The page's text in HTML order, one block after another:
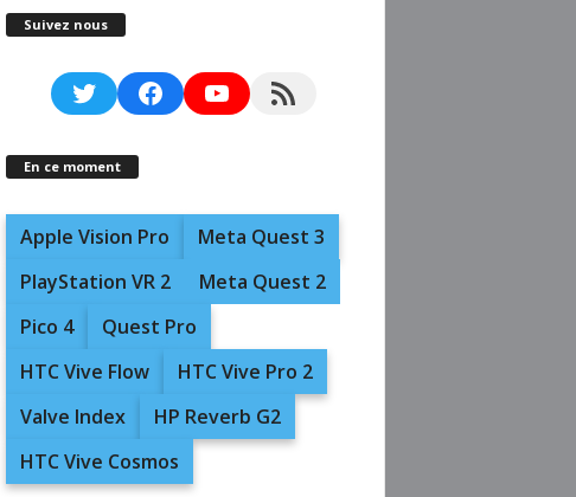
Suivez nous
TwitterFacebookYouTubeRSS Feed
En ce moment
Apple Vision Pro
Meta Quest 3
PlayStation VR 2
Meta Quest 2
Pico 4
Quest Pro
HTC Vive Flow
HTC Vive Pro 2
Valve Index
HP Reverb G2
HTC Vive Cosmos